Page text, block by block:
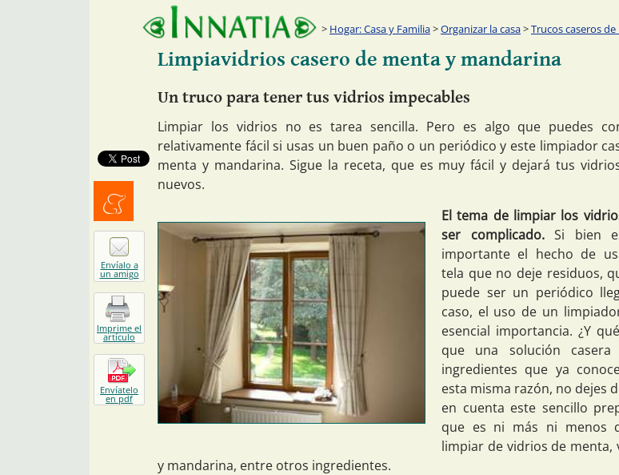
Hogar: Casa y Familia>Organizar la casa>Trucos caseros
Limpiavidrios casero de menta y mandarina
Un truco para tener tus vidrios impecables
Limpiar los vidrios no es tarea sencilla. Pero es algo que puedes
relativamente fácil si usas un buen paño o un periódico y este limpiador
menta y mandarina. Sigue la receta, que es muy fácil y dejará tus
nuevos.
El tema de limpiar los
ser complicado.Si bien
importante el hecho de
tela que no deje residuos,
puede ser un periódico
caso, el uso de un
esencial importancia. ¿Y
que una solución
ingredientes que ya
esta misma razón, no dejes
en cuenta este sencillo
que es ni más ni menos
limpiar de vidrios de menta,
y mandarina, entre otros ingredientes.
Menéalo
Envíalo a
un amigo
Imprime el
artículo
Envíatelo
en pdf